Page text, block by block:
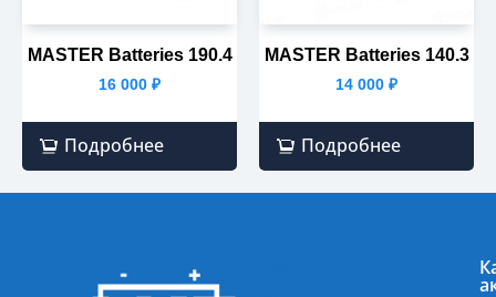
MASTER Batteries 190.4
16 000 ₽
Подробнее
MASTER Batteries 140.3
14 000 ₽
Подробнее